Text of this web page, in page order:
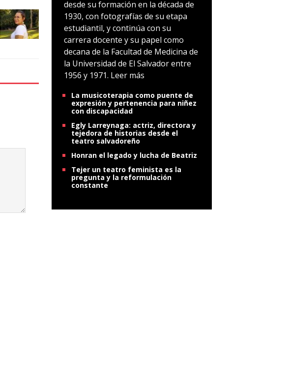
desde su formación en la década de
1930, con fotografías de su etapa
estudiantil, y continúa con su
carrera docente y su papel como
decana de la Facultad de Medicina de
la Universidad de El Salvador entre
1956 y 1971. Leer más
La musicoterapia como puente de
expresión y pertenencia para niñez
con discapacidad
Egly Larreynaga: actriz, directora y
tejedora de historias desde el
teatro salvadoreño
Honran el legado y lucha de Beatriz
Tejer un teatro feminista es la
pregunta y la reformulación
constante